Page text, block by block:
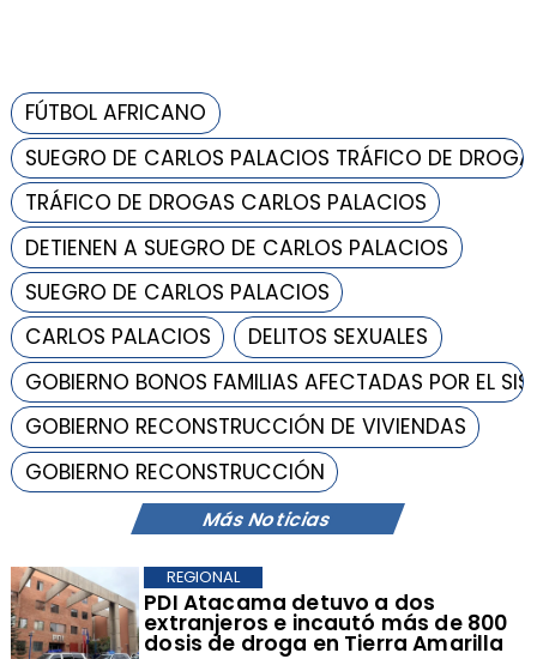
Más Noticias
​PDI Atacama detuvo a dos
extranjeros e incautó más de 800
dosis de droga en Tierra Amarilla
REGIONAL
FÚTBOL AFRICANO
SUEGRO DE CARLOS PALACIOS TRÁFICO DE DROGA
TRÁFICO DE DROGAS CARLOS PALACIOS
DETIENEN A SUEGRO DE CARLOS PALACIOS
SUEGRO DE CARLOS PALACIOS
CARLOS PALACIOS
DELITOS SEXUALES
GOBIERNO BONOS FAMILIAS AFECTADAS POR EL
GOBIERNO RECONSTRUCCIÓN DE VIVIENDAS
GOBIERNO RECONSTRUCCIÓN